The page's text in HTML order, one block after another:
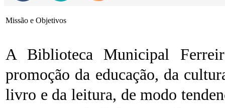
Missão e Objetivos
A Biblioteca Municipal
promoção da educação, da
livro e da leitura, de modo